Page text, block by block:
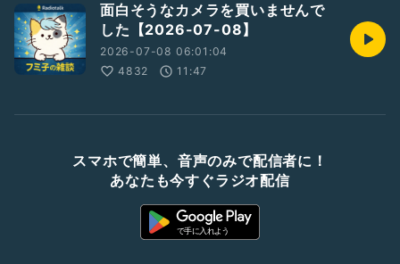
面白そうなカメラを買いませんで
した【2026-07-08】
2026-07-08 06:01:04
4832
11:47
スマホで簡単、音声のみで配信者に！
あなたも今すぐラジオ配信